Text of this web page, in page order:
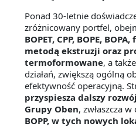
Ponad 30-letnie
zróżnicowany portfel,
BOPET, CPP, BOPE,
metodą ekstruzji oraz
termoformowane, a
działań, zwiększą ogólną
efektywność operacyjną.
przyspiesza dalszy
Grupy Oben, zwłaszcza
BOPP, w tych nowych